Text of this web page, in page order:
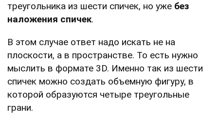
треугольника из шести спичек, но уже без
наложения спичек.
В этом случае ответ надо искать не на
плоскости, а в пространстве. То есть нужно
мыслить в формате 3D. Именно так из шести
спичек можно создать объемную фигуру, в
которой образуются четыре треугольные
грани.